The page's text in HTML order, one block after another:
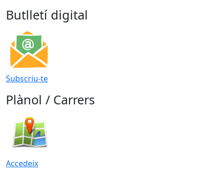
Butlletí digital
Subscriu-te
Plànol / Carrers
Accedeix